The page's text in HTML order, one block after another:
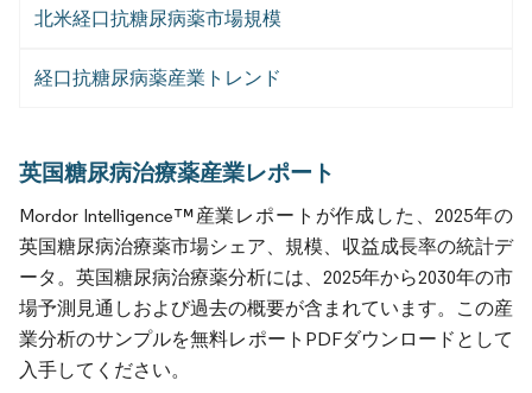
北米経口抗糖尿病薬市場規模
経口抗糖尿病薬産業トレンド
英国糖尿病治療薬産業レポート
Mordor Intelligence™産業レポートが作成した、2025年の
英国糖尿病治療薬市場シェア、規模、収益成長率の統計デ
ータ。英国糖尿病治療薬分析には、2025年から2030年の市
場予測見通しおよび過去の概要が含まれています。この産
業分析のサンプルを無料レポートPDFダウンロードとして
入手してください。